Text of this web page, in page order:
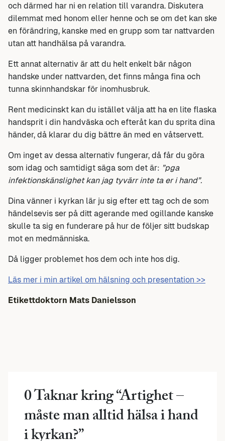
och därmed har ni en relation till varandra. Diskutera
dilemmat med honom eller henne och se om det kan ske
en förändring, kanske med en grupp som tar nattvarden
utan att handhälsa på varandra.
Ett annat alternativ är att du helt enkelt bär någon
handske under nattvarden, det finns många fina och
tunna skinnhandskar för inomhusbruk.
Rent medicinskt kan du istället välja att ha en lite flaska
handsprit i din handväska och efteråt kan du sprita dina
händer, då klarar du dig bättre än med en våtservett.
Om inget av dessa alternativ fungerar, då får du göra
som idag och samtidigt säga som det är: ”pga
infektionskänslighet kan jag tyvärr inte ta er i hand”.
Dina vänner i kyrkan lär ju sig efter ett tag och de som
händelsevis ser på ditt agerande med ogillande kanske
skulle ta sig en funderare på hur de följer sitt budskap
mot en medmänniska.
Då ligger problemet hos dem och inte hos dig.
Läs mer i min artikel om hälsning och presentation >>
Etikettdoktorn Mats Danielsson
0 Taknar kring “Artighet –
måste man alltid hälsa i hand